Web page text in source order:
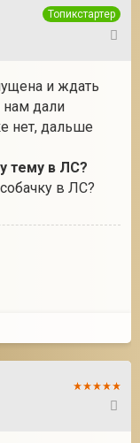
Топикстартер
и ждать
дали
нет, дальше
тему в ЛС?
в ЛС?